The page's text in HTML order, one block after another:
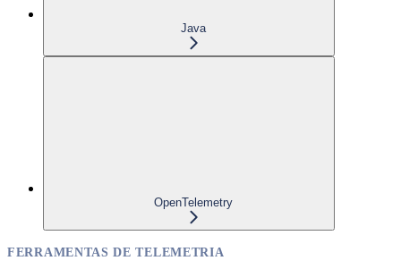
Java
OpenTelemetry
FERRAMENTAS DE TELEMETRIA